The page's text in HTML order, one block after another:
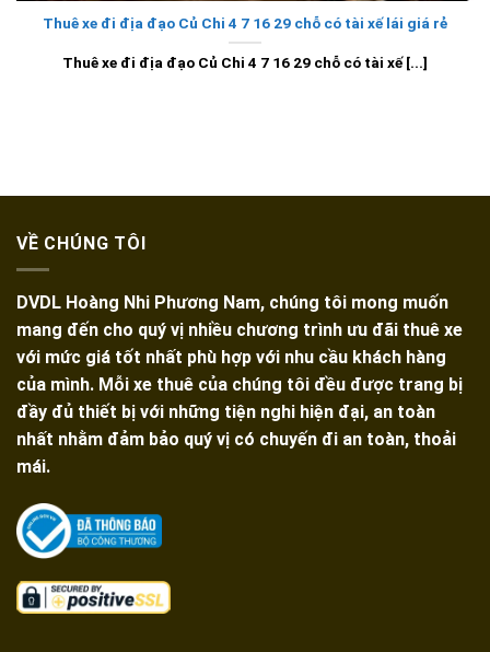
Thuê xe đi địa đạo Củ Chi 4 7 16 29 chỗ có tài xế lái giá rẻ
Thuê xe đi địa đạo Củ Chi 4 7 16 29 chỗ có tài xế [...]
VỀ CHÚNG TÔI
DVDL Hoàng Nhi Phương Nam, chúng tôi mong muốn
mang đến cho quý vị nhiều chương trình ưu đãi thuê xe
với mức giá tốt nhất phù hợp với nhu cầu khách hàng
của mình. Mỗi xe thuê của chúng tôi đều được trang bị
đầy đủ thiết bị với những tiện nghi hiện đại, an toàn
nhất nhằm đảm bảo quý vị có chuyến đi an toàn, thoải
mái.